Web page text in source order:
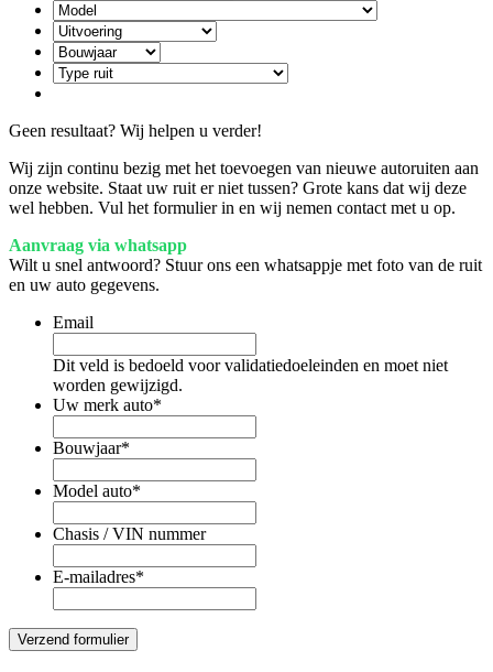
Geen resultaat? Wij helpen u verder!
Wij zijn continu bezig met het toevoegen van nieuwe autoruiten aan
onze website. Staat uw ruit er niet tussen? Grote kans dat wij deze
wel hebben. Vul het formulier in en wij nemen contact met u op.
Aanvraag via whatsapp
Wilt u snel antwoord? Stuur ons een whatsappje met foto van de ruit
en uw auto gegevens.
Email
Dit veld is bedoeld voor validatiedoeleinden en moet niet
worden gewijzigd.
Uw merk auto*
Bouwjaar*
Model auto*
Chasis / VIN nummer
E-mailadres*